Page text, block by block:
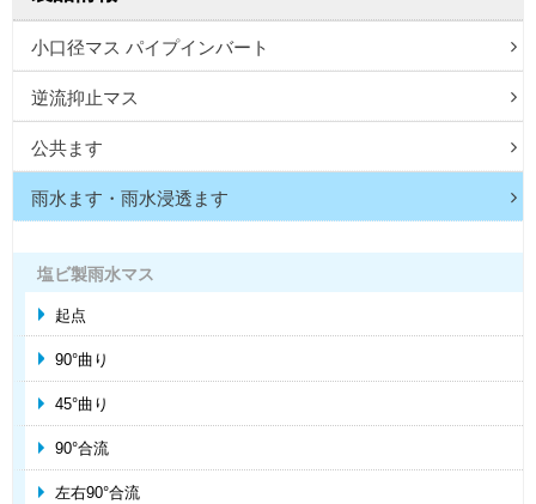
小口径マス パイプインバート
逆流抑止マス
公共ます
雨水ます・雨水浸透ます
塩ビ製雨水マス
起点
90°曲り
45°曲り
90°合流
左右90°合流